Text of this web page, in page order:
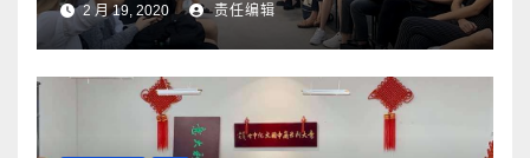
2 月 19, 2020 责任编辑